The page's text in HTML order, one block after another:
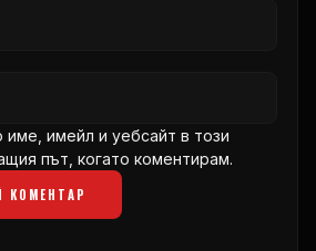
име, имейл и уебсайт в този
път, когато коментирам.
КОМЕНТАР